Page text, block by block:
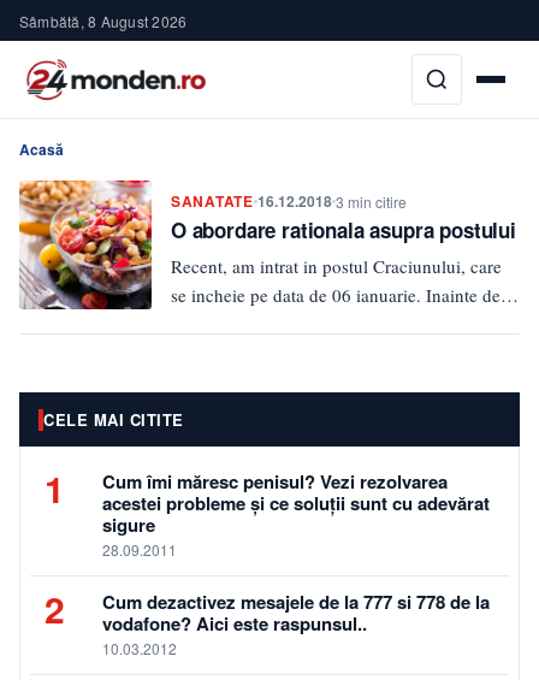
Sâmbătă, 8 August 2026
Acasă
SANATATE 16.12.20183 min citire
O abordare rationala asupra postului
Recent, am intrat in postul Craciunului, care
se incheie pe data de 06 ianuarie. Inainte de a
CELE MAI CITITE
1
Cum îmi măresc penisul? Vezi rezolvarea
acestei probleme și ce soluții sunt cu adevărat
sigure
28.09.2011
2
Cum dezactivez mesajele de la 777 si 778 de la
vodafone? Aici este raspunsul..
10.03.2012